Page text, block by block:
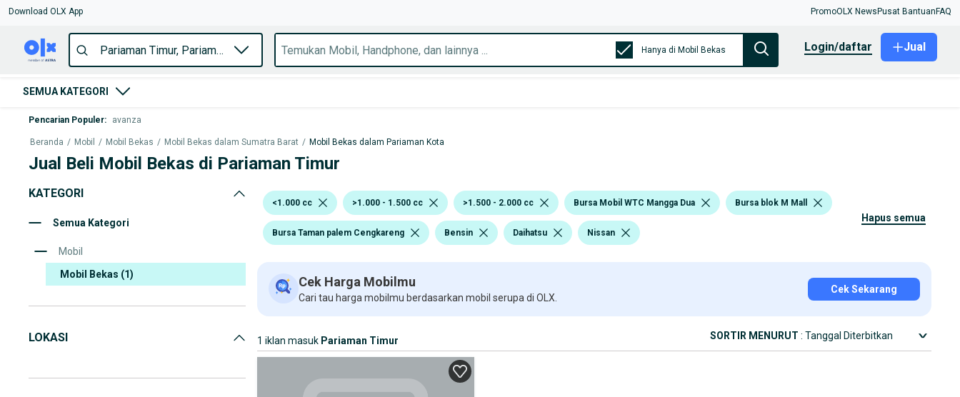
Download OLX App PromoOLX News Pusat Bantuan FAQ
Hanya di Mobil Bekas login/daftar Jual
SEMUA KATEGORI
Pencarian Populer: avanza
Beranda / Mobil / Mobil Bekas / Mobil Bekas dalam Sumatra Barat / Mobil Bekas dalam Pariaman Kota
Jual Beli Mobil Bekas di Pariaman Timur
KATEGORI
Semua Kategori
Mobil
Mobil Bekas (1)
LOKASI
<1.000 cc >1.000 - 1.500 cc >1.500 - 2.000 cc Bursa Mobil WTC Mangga Dua Bursa blok M Mall
Bursa Taman palem Cengkareng Bensin Daihatsu Nissan
hapus semua
Cek Harga Mobilmu
Cari tau harga mobilmu berdasarkan mobil serupa di OLX.
Cek Sekarang
1 iklan masuk Pariaman Timur SORTIR MENURUT : Tanggal Diterbitkan